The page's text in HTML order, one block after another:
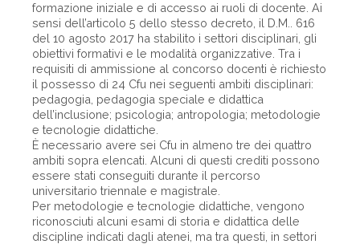
formazione iniziale e di accesso ai ruoli di docente. Ai
sensi dell’articolo 5 dello stesso decreto, il D.M.. 616
del 10 agosto 2017 ha stabilito i settori disciplinari, gli
obiettivi formativi e le modalità organizzative. Tra i
requisiti di ammissione al concorso docenti è richiesto
il possesso di 24 Cfu nei seguenti ambiti disciplinari:
pedagogia, pedagogia speciale e didattica
dell’inclusione; psicologia; antropologia; metodologie
e tecnologie didattiche.
È necessario avere sei Cfu in almeno tre dei quattro
ambiti sopra elencati. Alcuni di questi crediti possono
essere stati conseguiti durante il percorso
universitario triennale e magistrale.
Per metodologie e tecnologie didattiche, vengono
riconosciuti alcuni esami di storia e didattica delle
discipline indicati dagli atenei, ma tra questi, in settori